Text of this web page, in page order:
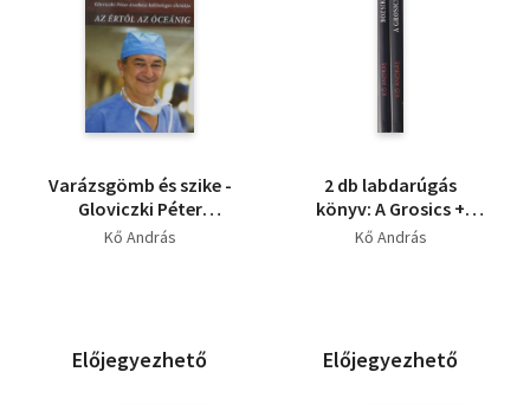
Varázsgömb és szike -
Gloviczki Péter
érsebész különleges
Kő András
Előjegyezhető
2 db labdarúgás
könyv: A Grosics +
Bozsik
Kő András
Előjegyezhető